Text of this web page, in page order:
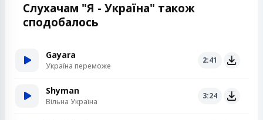
Слухачам "Я - Україна" також
сподобалось
Gayara
Україна переможе
2:41
Shyman
Вільна Україна
3:24